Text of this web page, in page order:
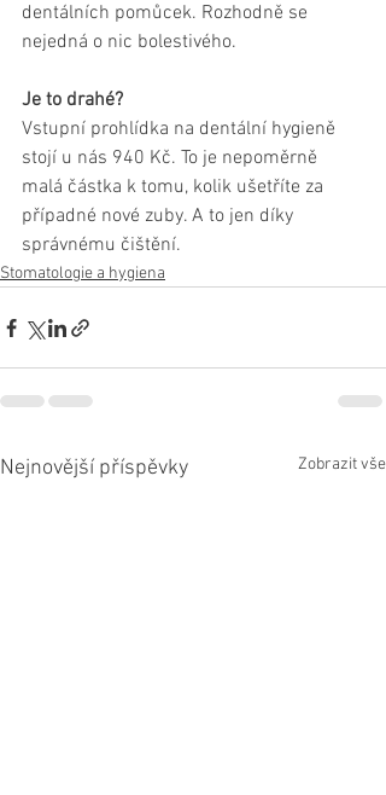
dentálních pomůcek. Rozhodně se
nejedná o nic bolestivého.
Je to drahé?
Vstupní prohlídka na dentální hygieně
stojí u nás 940 Kč. To je nepoměrně
malá částka k tomu, kolik ušetříte za
případné nové zuby. A to jen díky
správnému čištění.
Stomatologie a hygiena
Nejnovější příspěvky Zobrazit vše